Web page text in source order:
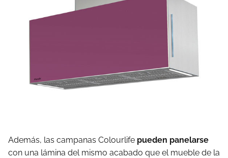
Además, las campanas Colourlife pueden panelarse
con una lámina del mismo acabado que el mueble de la